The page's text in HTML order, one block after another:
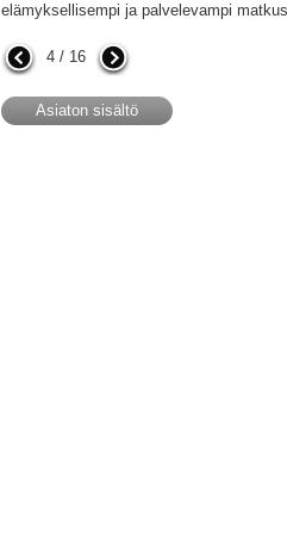
elämyksellisempi ja palvelevampi
4 / 16
Asiaton sisältö